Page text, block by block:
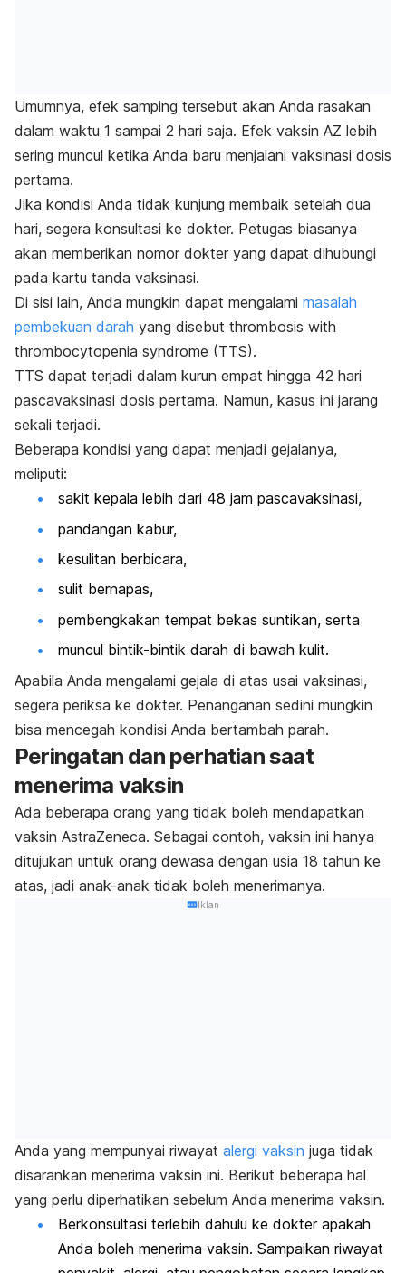
Umumnya, efek samping tersebut akan Anda rasakan
dalam waktu 1 sampai 2 hari saja. Efek vaksin AZ lebih
sering muncul ketika Anda baru menjalani vaksinasi dosis
pertama.
Jika kondisi Anda tidak kunjung membaik setelah dua
hari, segera konsultasi ke dokter. Petugas biasanya
akan memberikan nomor dokter yang dapat dihubungi
pada kartu tanda vaksinasi.
Di sisi lain, Anda mungkin dapat mengalami masalah
pembekuan darah yang disebut thrombosis with
thrombocytopenia syndrome (TTS).
TTS dapat terjadi dalam kurun empat hingga 42 hari
pascavaksinasi dosis pertama. Namun, kasus ini jarang
sekali terjadi.
Beberapa kondisi yang dapat menjadi gejalanya,
meliputi:
sakit kepala lebih dari 48 jam pascavaksinasi,
pandangan kabur,
kesulitan berbicara,
sulit bernapas,
pembengkakan tempat bekas suntikan, serta
muncul bintik-bintik darah di bawah kulit.
Apabila Anda mengalami gejala di atas usai vaksinasi,
segera periksa ke dokter. Penanganan sedini mungkin
bisa mencegah kondisi Anda bertambah parah.
Peringatan dan perhatian saat
menerima vaksin
Ada beberapa orang yang tidak boleh mendapatkan
vaksin AstraZeneca. Sebagai contoh, vaksin ini hanya
ditujukan untuk orang dewasa dengan usia 18 tahun ke
atas, jadi anak-anak tidak boleh menerimanya.
Iklan
Anda yang mempunyai riwayat alergi vaksin juga tidak
disarankan menerima vaksin ini. Berikut beberapa hal
yang perlu diperhatikan sebelum Anda menerima vaksin.
Berkonsultasi terlebih dahulu ke dokter apakah
Anda boleh menerima vaksin. Sampaikan riwayat